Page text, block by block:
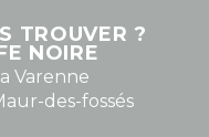
TROUVER ?
NOIRE
Varenne
des-fossés